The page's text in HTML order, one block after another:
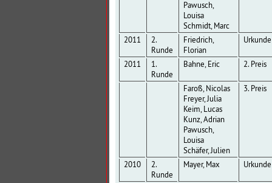
Pawusch,
Louisa
Schmidt, Marc
2011
2.
Runde
Friedrich,
Florian
Urkunde
2011
1.
Runde
Bahne, Eric 2. Preis
Faroß, Nicolas
Freyer, Julia
Keim, Lucas
Kunz, Adrian
Pawusch,
Louisa
Schäfer, Julien
3. Preis
2010
2.
Runde
Mayer, Max Urkunde